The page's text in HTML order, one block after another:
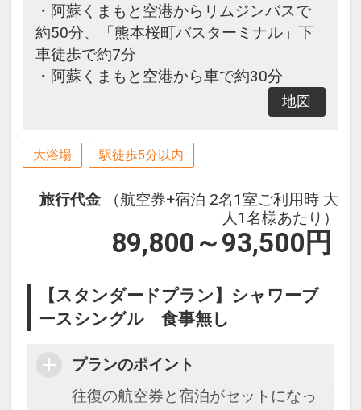
・阿蘇くまもと空港からリムジンバスで
約50分、「熊本桜町バスターミナル」下
車徒歩で約7分
・阿蘇くまもと空港から車で約30分
地図
大浴場 駅徒歩5分以内
旅行代金
（航空券+宿泊 2名1室ご利用時 大
人1名様あたり）
89,800～93,500 円
【スタンダードプラン】シャワーブ
ースシングル 食事無し
プランのポイント
往復の航空券と宿泊がセットになっ